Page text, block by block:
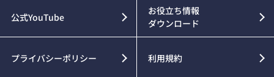
公式YouTube
お役立ち情報
ダウンロード
プライバシーポリシー 利用規約